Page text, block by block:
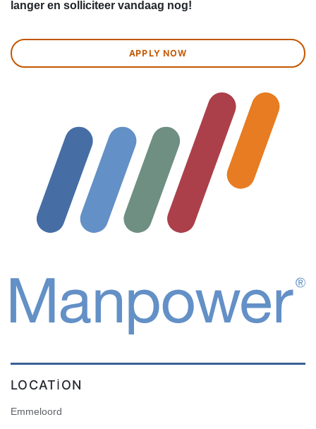
langer en solliciteer vandaag nog!
APPLY NOW
LOCATION
Emmeloord